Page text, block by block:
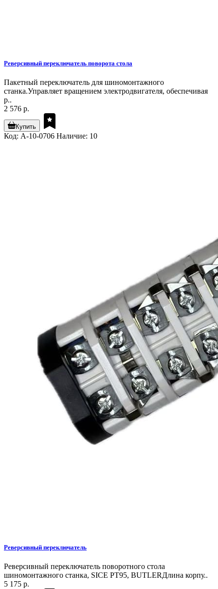
Реверсивный переключатель поворота стола
Пакетный переключатель для шиномонтажного
станка.Управляет вращением электродвигателя, обеспечивая
р..
2 576 р.
Купить
Код: A-10-0706 Наличие: 10
Реверсивный переключатель
Реверсивный переключатель поворотного стола
шиномонтажного станка, SICE PT95, BUTLERДлина корпу..
5 175 р.